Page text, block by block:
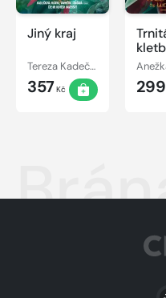
Jiný kraj
Tereza Kadečková, Tereza Matoušková
357Kč 299